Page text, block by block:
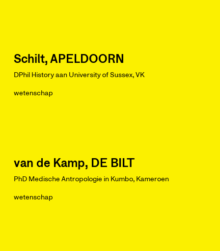
Schilt, APELDOORN
DPhil History aan University of Sussex, VK
wetenschap
van de Kamp, DE BILT
PhD Medische Antropologie in Kumbo, Kameroen
wetenschap